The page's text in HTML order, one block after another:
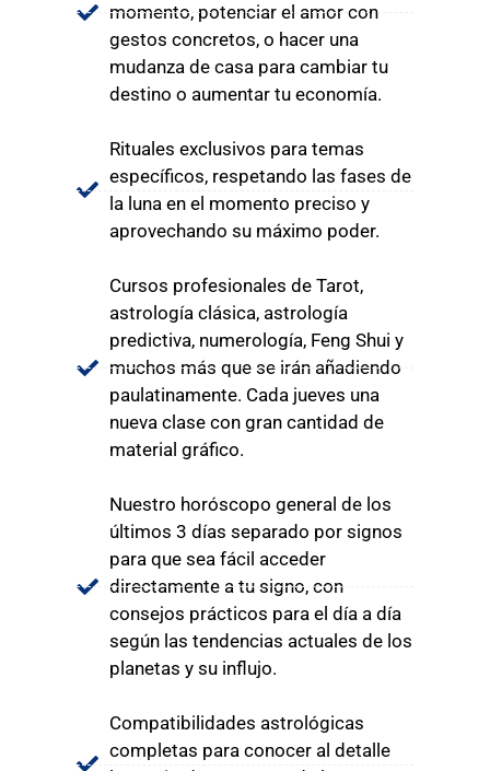
momento, potenciar el amor con
gestos concretos, o hacer una
mudanza de casa para cambiar tu
destino o aumentar tu economía.
Rituales exclusivos para temas
específicos, respetando las fases de
la luna en el momento preciso y
aprovechando su máximo poder.
Cursos profesionales de Tarot,
astrología clásica, astrología
predictiva, numerología, Feng Shui y
muchos más que se irán añadiendo
paulatinamente. Cada jueves una
nueva clase con gran cantidad de
material gráfico.
Nuestro horóscopo general de los
últimos 3 días separado por signos
para que sea fácil acceder
directamente a tu signo, con
consejos prácticos para el día a día
según las tendencias actuales de los
planetas y su influjo.
Compatibilidades astrológicas
completas para conocer al detalle